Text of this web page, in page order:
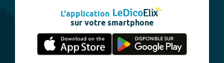
L'application
sur votre smartphone